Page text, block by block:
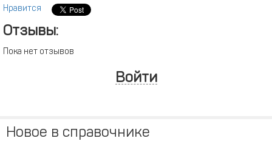
Нравится
Отзывы:
Пока нет отзывов
Войти
Новое в справочнике